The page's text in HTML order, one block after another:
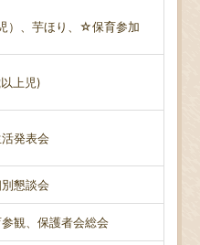
）、芋ほり、☆保育参加
上児)
発表会
懇談会
観、保護者会総会